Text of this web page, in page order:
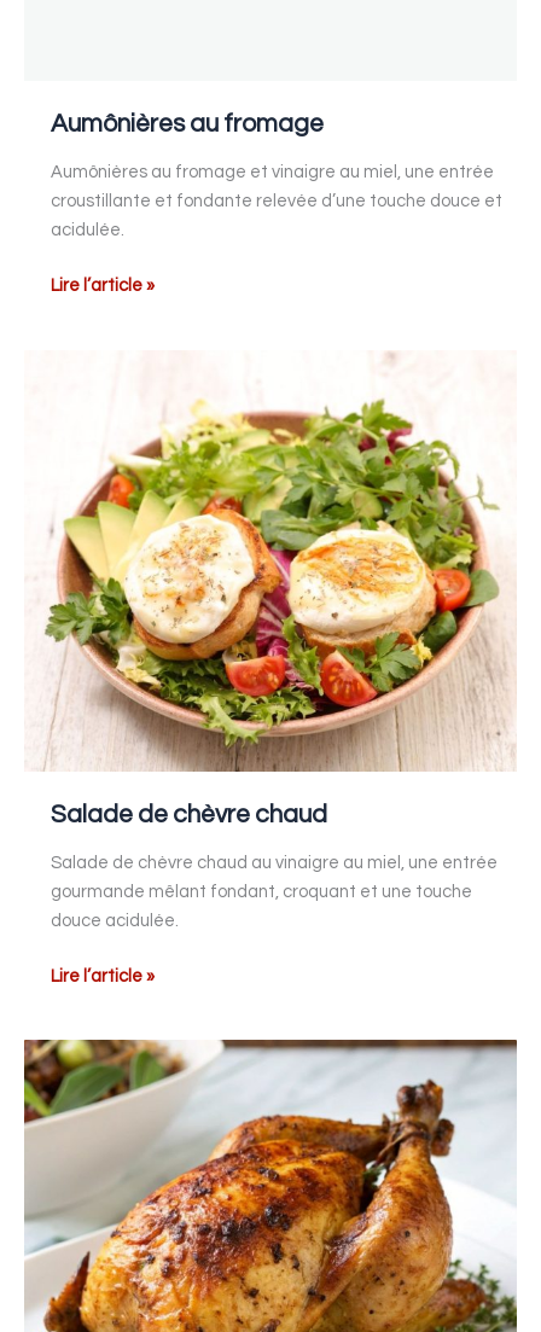
Aumônières au fromage
Aumônières au fromage et vinaigre au miel, une entrée
croustillante et fondante relevée d’une touche douce et
acidulée.
Lire l’article »
Salade de chèvre chaud
Salade de chèvre chaud au vinaigre au miel, une entrée
gourmande mêlant fondant, croquant et une touche
douce acidulée.
Lire l’article »
Poulet
rôti